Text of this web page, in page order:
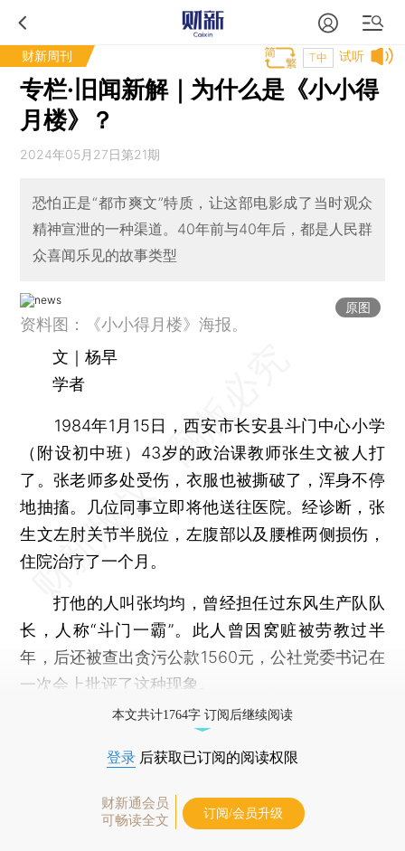
财新周刊 试听
T中
专栏·旧闻新解｜为什么是《小小得
月楼》？
2024年05月27日第21期
恐怕正是“都市爽文”特质，让这部电影成了当时观众
精神宣泄的一种渠道。40年前与40年后，都是人民群
众喜闻乐见的故事类型
原图
资料图：《小小得月楼》海报。
文｜杨早
学者
1984年1月15日，西安市长安县斗门中心小学
（附设初中班）43岁的政治课教师张生文被人打
了。张老师多处受伤，衣服也被撕破了，浑身不停
地抽搐。几位同事立即将他送往医院。经诊断，张
生文左肘关节半脱位，左腹部以及腰椎两侧损伤，
住院治疗了一个月。
打他的人叫张均均，曾经担任过东风生产队队
长，人称“斗门一霸”。此人曾因窝赃被劳教过半
年，后还被查出贪污公款1560元，公社党委书记在
一次会上批评了这种现象。
本文共计1764字 订阅后继续阅读
登录 后获取已订阅的阅读权限
财新通会员
可畅读全文
订阅/会员升级